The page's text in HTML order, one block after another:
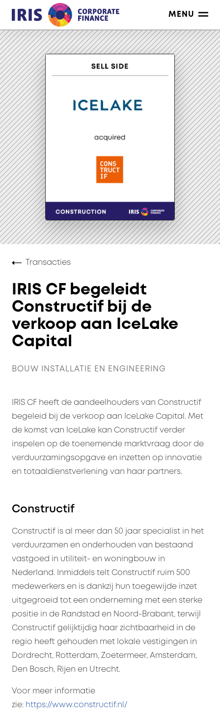
naar
de
inhoud
MENU
Transacties
IRIS CF begeleidt
Constructif bij de
verkoop aan IceLake
Capital
BOUW INSTALLATIE EN ENGINEERING
IRIS CF heeft de aandeelhouders van Constructif
begeleid bij de verkoop aan IceLake Capital. Met
de komst van IceLake kan Constructif verder
inspelen op de toenemende marktvraag door de
verduurzamingsopgave en inzetten op innovatie
en totaaldienstverlening van haar partners.
Constructif
Constructif is al meer dan 50 jaar specialist in het
verduurzamen en onderhouden van bestaand
vastgoed in utiliteit- en woningbouw in
Nederland. Inmiddels telt Constructif ruim 500
medewerkers en is dankzij hun toegewijde inzet
uitgegroeid tot een onderneming met een sterke
positie in de Randstad en Noord-Brabant, terwijl
Constructif gelijktijdig haar zichtbaarheid in de
regio heeft gehouden met lokale vestigingen in
Dordrecht, Rotterdam, Zoetermeer, Amsterdam,
Den Bosch, Rijen en Utrecht.
Voor meer informatie
zie: https://www.constructif.nl/